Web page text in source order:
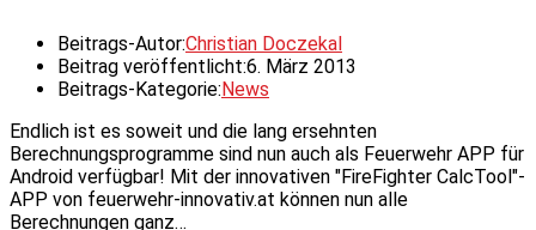
Beitrags-Autor:Christian Doczekal
Beitrag veröffentlicht:6. März 2013
Beitrags-Kategorie: News
Endlich ist es soweit und die lang ersehnten
Berechnungsprogramme sind nun auch als Feuerwehr APP für
Android verfügbar! Mit der innovativen "FireFighter CalcTool"-
APP von feuerwehr-innovativ.at können nun alle
Berechnungen ganz…